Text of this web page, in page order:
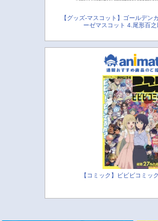
【グッズ-マスコット】ゴールデン
ーゼマスコット 4.尾形百之
【コミック】ビビビコミッ